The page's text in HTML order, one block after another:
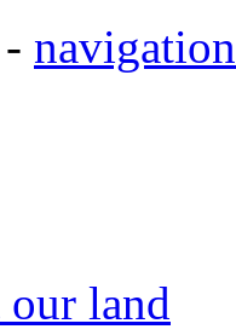
- navigation
our land